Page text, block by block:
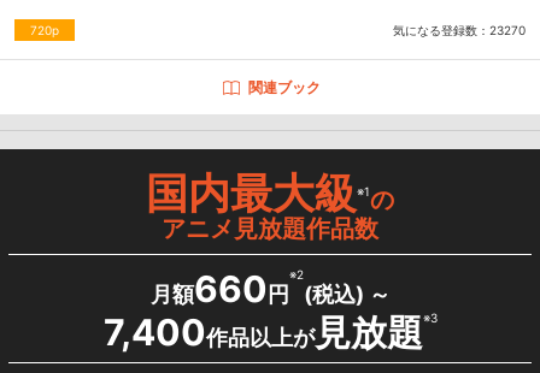
720p 気になる登録数： 23270
関連ブック
国内最大級※1の
アニメ見放題作品数
月額660 円
※2
(税込) ～
7,400作品以上が見放題※3